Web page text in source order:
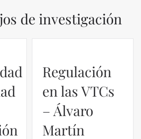
de investigación
Regulación
en las VTCs
– Álvaro
Martín